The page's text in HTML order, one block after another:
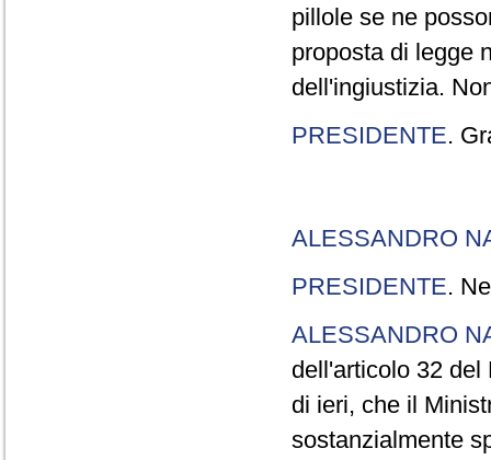
pillole se ne
proposta di legge
dell'ingiustizia.
PRESIDENTE.
ALESSANDRO
PRESIDENTE.
ALESSANDRO
dell'articolo 32 del
di ieri, che il
sostanzialmente